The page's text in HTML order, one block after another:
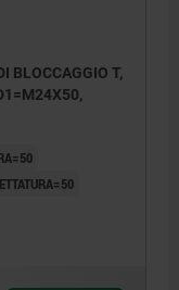
BLOCCAGGIO T,